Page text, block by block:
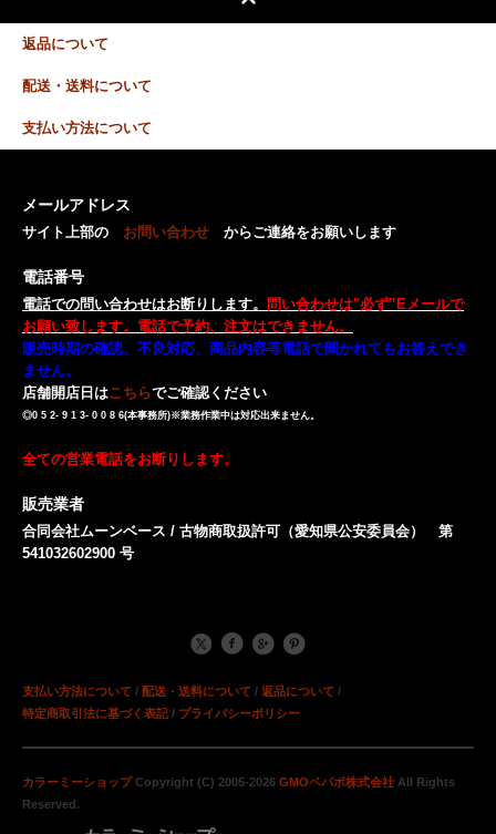
返品について
配送・送料について
支払い方法について
メールアドレス
サイト上部の お問い合わせ からご連絡をお願いします
電話番号
電話での問い合わせはお断りします。
問い合わせは"必ず”Eメールで
お願い致します。電話で予約、注文はできません。
販売時期の確認、不良対応、商品内容等電話で聞かれてもお答えでき
ません。
店舗開店日はこちらでご確認ください
◎0 5 2- 9 1 3- 0 0 8 6(本事務所)※業務作業中は対応出来ません。
全ての営業電話をお断りします。
販売業者
合同会社ムーンベース / 古物商取扱許可（愛知県公安委員会） 第
541032602900 号
支払い方法について / 配送・送料について / 返品について /
特定商取引法に基づく表記/ プライバシーポリシー
カラーミーショップCopyright (C) 2005-2026 GMOペパボ株式会社 All Rights
Reserved.